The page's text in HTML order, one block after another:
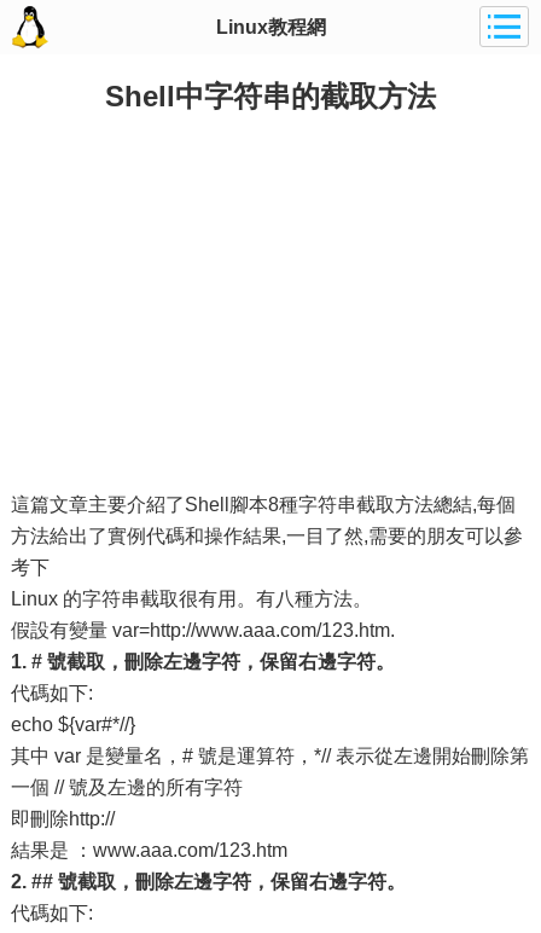
Linux教程網
Shell中字符串的截取方法
這篇文章主要介紹了Shell腳本8種字符串截取方法總結,每個
方法給出了實例代碼和操作結果,一目了然,需要的朋友可以參
考下
Linux 的字符串截取很有用。有八種方法。
假設有變量 var=http://www.aaa.com/123.htm.
1. # 號截取，刪除左邊字符，保留右邊字符。
代碼如下:
echo ${var#*//}
其中 var 是變量名，# 號是運算符，*// 表示從左邊開始刪除第
一個 // 號及左邊的所有字符
即刪除http://
結果是 ：www.aaa.com/123.htm
2. ## 號截取，刪除左邊字符，保留右邊字符。
代碼如下: